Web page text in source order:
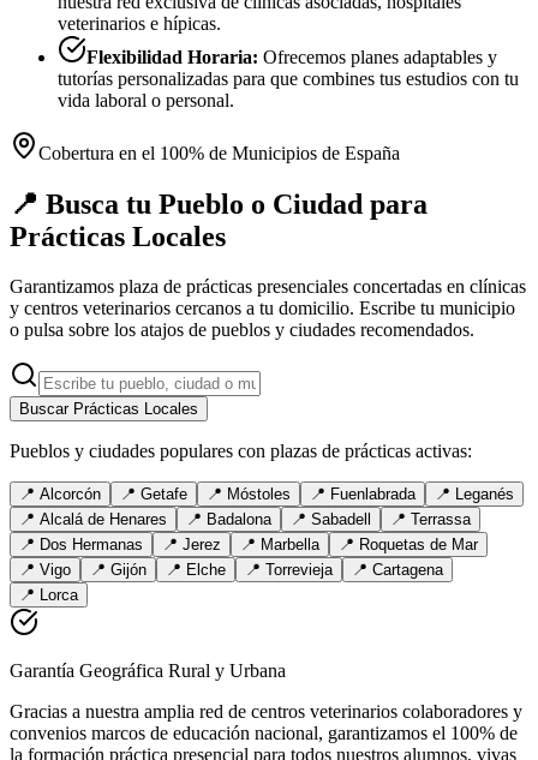
veterinarios e hípicas.
Flexibilidad Horaria: Ofrecemos planes adaptables y
tutorías personalizadas para que combines tus estudios con tu
vida laboral o personal.
Cobertura en el 100% de Municipios de España
📍 Busca tu Pueblo o Ciudad para
Prácticas Locales
Garantizamos plaza de prácticas presenciales concertadas en clínicas
y centros veterinarios cercanos a tu domicilio. Escribe tu municipio
o pulsa sobre los atajos de pueblos y ciudades recomendados.
Buscar Prácticas Locales
Pueblos y ciudades populares con plazas de prácticas activas:
📍 Alcorcón 📍 Getafe 📍 Móstoles 📍 Fuenlabrada 📍 Leganés
📍 Alcalá de Henares 📍 Badalona 📍 Sabadell 📍 Terrassa
📍 Dos Hermanas 📍 Jerez 📍 Marbella 📍 Roquetas de Mar
📍 Vigo 📍 Gijón 📍 Elche 📍 Torrevieja 📍 Cartagena
📍 Lorca
Garantía Geográfica Rural y Urbana
Gracias a nuestra amplia red de centros veterinarios colaboradores y
convenios marcos de educación nacional, garantizamos el 100% de
la formación práctica presencial para todos nuestros alumnos, vivas